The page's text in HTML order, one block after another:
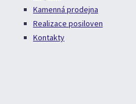
Kamenná prodejna
Realizace posiloven
Kontakty